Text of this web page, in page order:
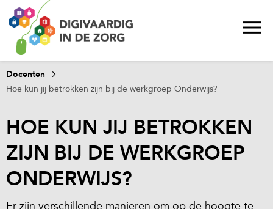
Docenten
Hoe kun jij betrokken zijn bij de werkgroep Onderwijs?
HOE KUN JIJ BETROKKEN
ZIJN BIJ DE WERKGROEP
ONDERWIJS?